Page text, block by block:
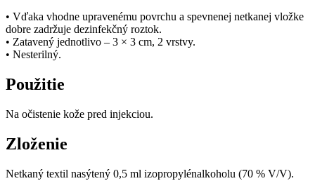
• Vďaka vhodne upravenému povrchu a spevnenej netkanej vložke
dobre zadržuje dezinfekčný roztok.
• Zatavený jednotlivo – 3 × 3 cm, 2 vrstvy.
• Nesterilný.
Použitie
Na očistenie kože pred injekciou.
Zloženie
Netkaný textil nasýtený 0,5 ml izopropylénalkoholu (70 % V/V).